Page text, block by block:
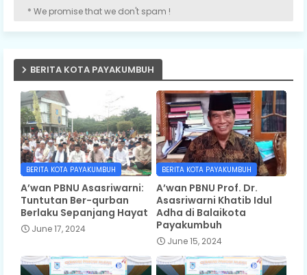
* We promise that we don't spam !
BERITA KOTA PAYAKUMBUH
BERITA KOTA PAYAKUMBUH
A’wan PBNU Asasriwarni:
Tuntutan Ber-qurban
Berlaku Sepanjang Hayat
June 17, 2024
BERITA KOTA PAYAKUMBUH
A’wan PBNU Prof. Dr.
Asasriwarni Khatib Idul
Adha di Balaikota
Payakumbuh
June 15, 2024